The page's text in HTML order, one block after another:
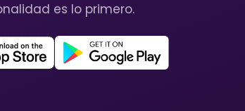
es lo primero.